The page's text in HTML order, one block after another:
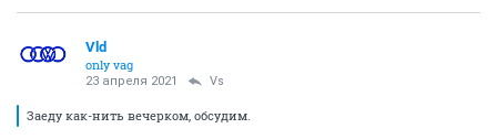
Vld
only vag
23 апреля 2021 Vs
Заеду как-нить вечерком, обсудим.